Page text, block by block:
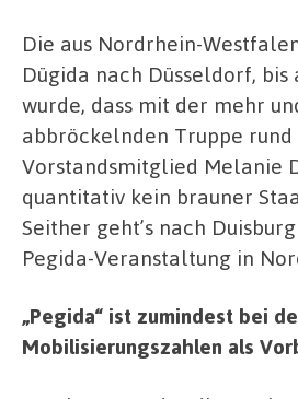
Die aus Nordrhein-
Dügida nach Düsseldorf,
wurde, dass mit der mehr
abbröckelnden Truppe rund
Vorstandsmitglied Melanie
quantitativ kein brauner
Seither geht’s nach
Pegida-Veranstaltung in
„Pegida“ ist zumindest bei
Mobilisierungszahlen als